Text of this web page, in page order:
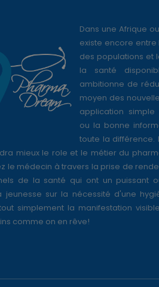
Dans une Afrique
existe encore
des populations et
la santé
ambitionne de
moyen des
application
ou la bonne
toute la différence.
mieux le role et le métier du
le médecin à travers la prise de
de la santé qui ont un puissant
jeunesse sur la nécessité d'une
simplement la manifestation
comme on en rêve!